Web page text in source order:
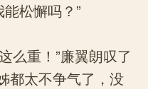
松懈吗？”
么重！”廉翼朗叹了
都太不争气了，没